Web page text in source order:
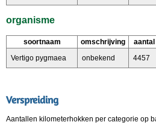
organisme
soortnaam omschrijving
Vertigo pygmaea
onbekend 4457
Verspreiding
Aantallen kilometerhokken per categorie op